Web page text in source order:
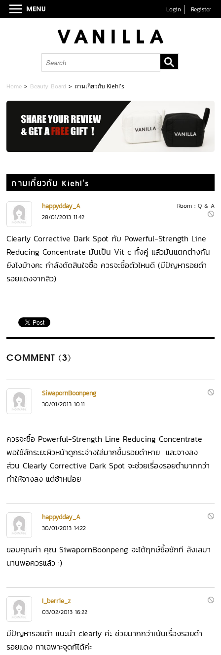
Login Register
Home > Beauty Board > ถามเกี่ยวกับ Kiehl's
ถามเกี่ยวกับ Kiehl's
Room : Q & A
happydday_A
28/01/2013 11:42
Clearly Corrective Dark Spot กับ Powerful-Strength Line
Reducing Concentrate มันเป็น Vit c ทั้งคู่ แล้วมันแตกต่างกัน
ยังไงบ้างคะ กำลังตัดสินใจซื้อ ควรจะซื้อตัวไหนดี (มีปัญหารอยดำ
รอยแดงจากสิว)
COMMENT (3)
SiwapornBoonpeng
30/01/2013 10:11
ควรจะซื้อ Powerful-Strength Line Reducing Concentrate
พอใช้สักระยะผิวหน้าดูกระจ่างใส่มากขึ้นรอยดำหาย และจางลง
ส่วน Clearly Corrective Dark Spot จะช่วยเรื่องรอยดำมากกว่า
ทำให้จางลง แต่ช้าหน่อย
happydday_A
30/01/2013 14:22
ขอบคุณค่า คุณ SiwapornBoonpeng จะได้ฤกษ์ซื้อซักที ลังเลมา
นานพอควรแล้ว :)
I_berrie_z
03/02/2013 16:22
มีปัญหารอยดำ แนะนำ clearly ค่ะ ช่วยมากกว่าเน้นเรื่องรอยดำ
รอยแดง ทาเฉพาะจุดก้ได้ค่ะ